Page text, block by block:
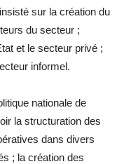
sur la création du
du secteur ;
et le secteur privé ;
informel.
nationale de
la structuration des
dans divers
; la création des